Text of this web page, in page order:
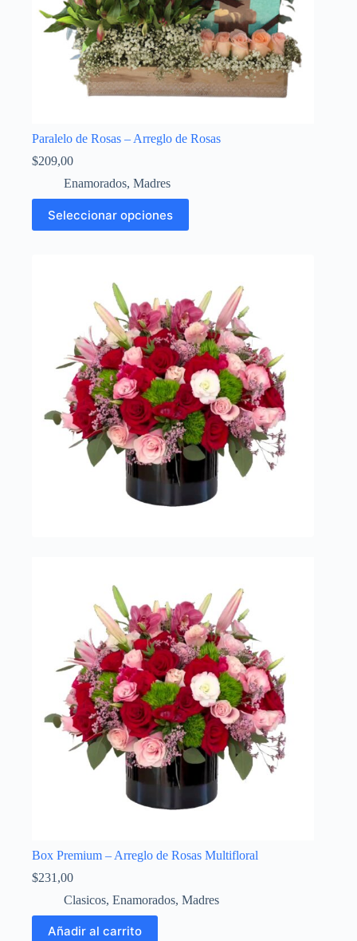
Paralelo de Rosas – Arreglo de Rosas
$209,00
Enamorados, Madres
Seleccionar opciones
Box Premium – Arreglo de Rosas Multifloral
$231,00
Clasicos, Enamorados, Madres
Añadir al carrito